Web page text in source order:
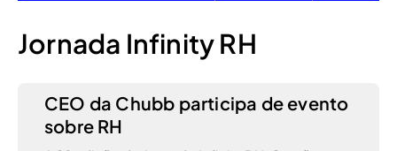
Jornada Infinity RH
CEO da Chubb participa de evento
sobre RH